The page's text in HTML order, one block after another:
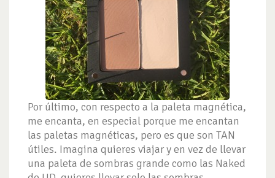
Por último, con respecto a la paleta magnética,
me encanta, en especial porque me encantan
las paletas magnéticas, pero es que son TAN
útiles. Imagina quieres viajar y en vez de llevar
una paleta de sombras grande como las Naked